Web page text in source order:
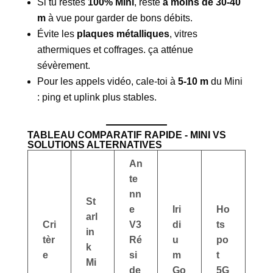
mà vue pour garder de bons débits.
Évite les plaques métalliques, vitres
athermiques et coffrages. ça atténue
sévèrement.
Pour les appels vidéo, cale-toi à 5-10 mdu Mini
: ping et uplink plus stables.
TABLEAU COMPARATIF RAPIDE - MINI VS
SOLUTIONS ALTERNATIVES
Cri
tèr
e
St
arl
in
k
Mi
An
te
nn
e
V3
Ré
si
de
Iri
di
u
m
Go
Ho
ts
po
t
5G